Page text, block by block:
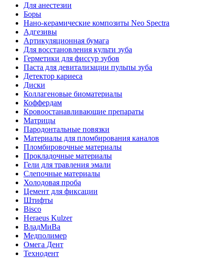
Для анестезии
Боры
Нано-керамические композиты Neo Spectra
Адгезивы
Артикуляционная бумага
Для восстановления культи зуба
Герметики для фиссур зубов
Паста для девитализации пульпы зуба
Детектор кариеса
Диски
Коллагеновые биоматериалы
Коффердам
Кровоостанавливающие препараты
Матрицы
Пародонтальные повязки
Материалы для пломбирования каналов
Пломбировочные материалы
Прокладочные материалы
Гели для травления эмали
Слепочные материалы
Холодовая проба
Цемент для фиксации
Штифты
Bisco
Heraeus Kulzer
ВладМиВа
Медполимер
Омега Дент
Технодент